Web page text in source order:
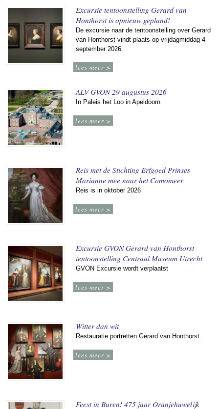
Excursie tentoonstelling Gerard van
Honthorst is opnieuw gepland!
De excursie naar de tentoonstelling over Gerard
van Honthorst vindt plaats op vrijdagmiddag 4
september 2026.
lees meer >
ALV GVON 29 augustus 2026
In Paleis het Loo in Apeldoorn
lees meer >
Reis met de Stichting Erfgoed Prinses
Marianne mee naar het Comomeer
Reis is in oktober 2026
lees meer >
Excursie GVON Gerard van Honthorst
tentoonstelling Centraal Museum Utrecht
GVON Excursie wordt verplaatst
lees meer >
Witter dan wit
Restauratie portretten Gerard van Honthorst.
lees meer >
Feest in Buren! 475 jaar Oranjehuwelijk